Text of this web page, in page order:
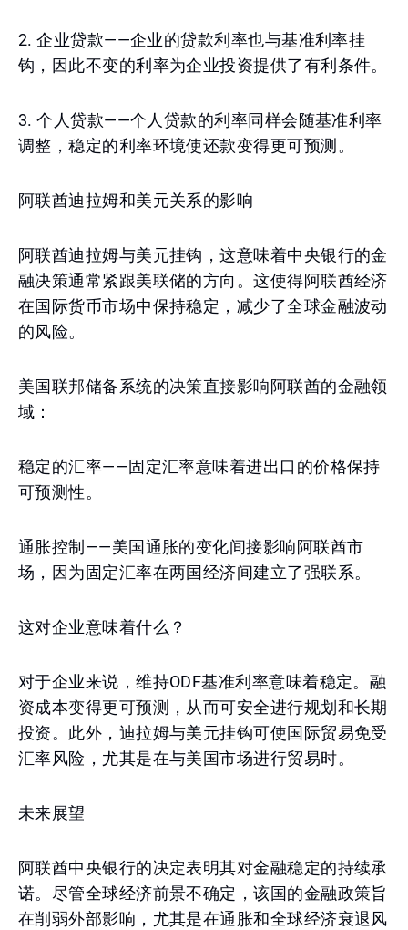
2. 企业贷款——企业的贷款利率也与基准利率挂
钩，因此不变的利率为企业投资提供了有利条件。
3. 个人贷款——个人贷款的利率同样会随基准利率
调整，稳定的利率环境使还款变得更可预测。
阿联酋迪拉姆和美元关系的影响
阿联酋迪拉姆与美元挂钩，这意味着中央银行的金
融决策通常紧跟美联储的方向。这使得阿联酋经济
在国际货币市场中保持稳定，减少了全球金融波动
的风险。
美国联邦储备系统的决策直接影响阿联酋的金融领
域：
稳定的汇率——固定汇率意味着进出口的价格保持
可预测性。
通胀控制——美国通胀的变化间接影响阿联酋市
场，因为固定汇率在两国经济间建立了强联系。
这对企业意味着什么？
对于企业来说，维持ODF基准利率意味着稳定。融
资成本变得更可预测，从而可安全进行规划和长期
投资。此外，迪拉姆与美元挂钩可使国际贸易免受
汇率风险，尤其是在与美国市场进行贸易时。
未来展望
阿联酋中央银行的决定表明其对金融稳定的持续承
诺。尽管全球经济前景不确定，该国的金融政策旨
在削弱外部影响，尤其是在通胀和全球经济衰退风